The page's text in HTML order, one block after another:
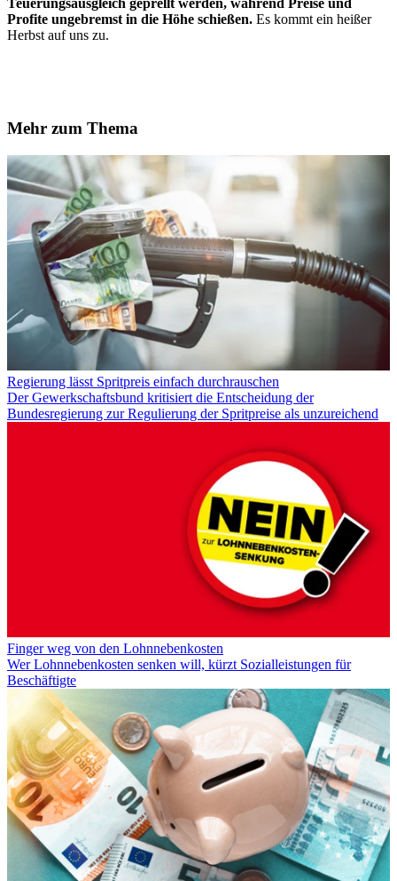
Teuerungsausgleich geprellt werden, während Preise und
Profite ungebremst in die Höhe schießen. Es kommt ein heißer
Herbst auf uns zu.
Mehr zum Thema
Regierung lässt Spritpreis einfach durchrauschen
Der Gewerkschaftsbund kritisiert die Entscheidung der
Bundesregierung zur Regulierung der Spritpreise als unzureichend
Finger weg von den Lohnnebenkosten
Wer Lohnnebenkosten senken will, kürzt Sozialleistungen für
Beschäftigte